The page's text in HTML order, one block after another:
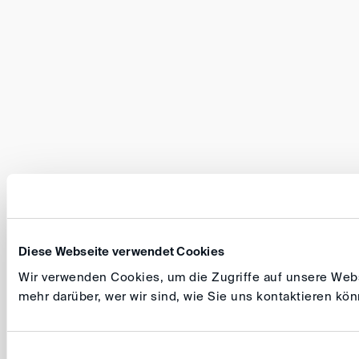
Diese Webseite verwendet Cookies
Wir verwenden Cookies, um die Zugriffe auf unsere
mehr darüber, wer wir sind, wie Sie uns kontaktieren